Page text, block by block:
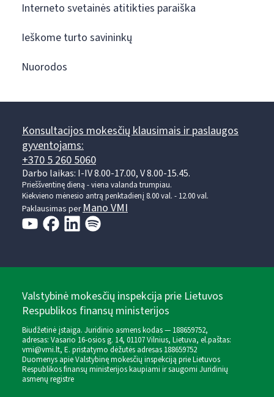
Interneto svetainės atitikties paraiška
Ieškome turto savininkų
Nuorodos
Konsultacijos mokesčių klausimais ir paslaugos
gyventojams:
+370 5 260 5060
Darbo laikas: I-IV 8.00-17.00, V 8.00-15.45.
Prieššventinę dieną - viena valanda trumpiau.
Kiekvieno mėnesio antrą penktadienį 8.00 val. - 12.00 val.
Paklausimas perMano VMI
Valstybinė mokesčių inspekcija prie Lietuvos
Respublikos finansų ministerijos
Biudžetinė įstaiga. Juridinio asmens kodas — 188659752,
adresas: Vasario 16-osios g. 14, 01107 Vilnius, Lietuva, el.paštas:
vmi@vmi.lt, E. pristatymo dėžutės adresas 188659752
Duomenys apie Valstybinę mokesčių inspekciją prie Lietuvos
Respublikos finansų ministerijos kaupiami ir saugomi Juridinių
asmenų registre